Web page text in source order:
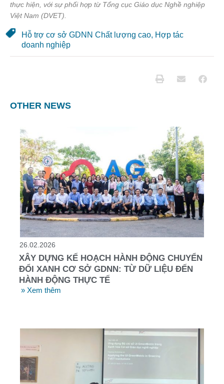
thực hiện, với sự phối hợp từ Tổng cục Giáo dục Nghề nghiệp
Việt Nam (DVET).
Hỗ trợ cơ sở GDNN Chất lượng cao, Hợp tác
doanh nghiệp
OTHER NEWS
26.02.2026
XÂY DỰNG KẾ HOẠCH HÀNH ĐỘNG CHUYỂN
ĐỔI XANH CƠ SỞ GDNN: TỪ DỮ LIỆU ĐẾN
HÀNH ĐỘNG THỰC TẾ
» Xem thêm